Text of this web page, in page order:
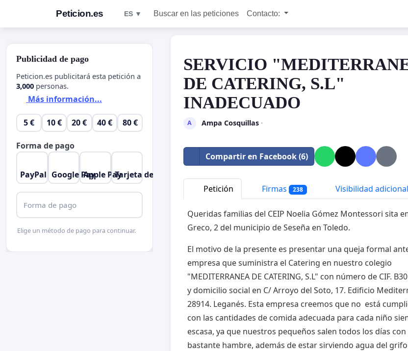
Peticion.es ES ▼ Buscar en las peticiones Contacto:
SERVICIO
DE CATERING, S.L"
INADECUADO
A Ampa Cosquillas·
Compartir en Facebook (6)
Petición Firmas 238 Visibilidad adicional
Queridas familias del CEIP Noelia Gómez Montessori sita
Greco, 2 del municipio de Seseña en Toledo.
El motivo de la presente es presentar una queja formal
empresa que suministra el Catering en nuestro colegio
"MEDITERRANEA DE CATERING, S.L" con número de CIF.
y domicilio social en C/ Arroyo del Soto, 17. Edificio
28914. Leganés. Esta empresa creemos que no está
con las cantidades de comida adecuada para cada niño
escasa, ya que nuestros pequeños salen todos los días con
bastante hambre, además de estar sirviendo agua del grifo
Publicidad de pago
Peticion.es publicitará esta petición a
3,000 personas.
Más información...
5 € 10 € 20 € 40 € 80 €
Forma de pago
PayPal Google PayApple PayTarjeta de crédito
Forma de pago
Elige un método de pago para continuar.